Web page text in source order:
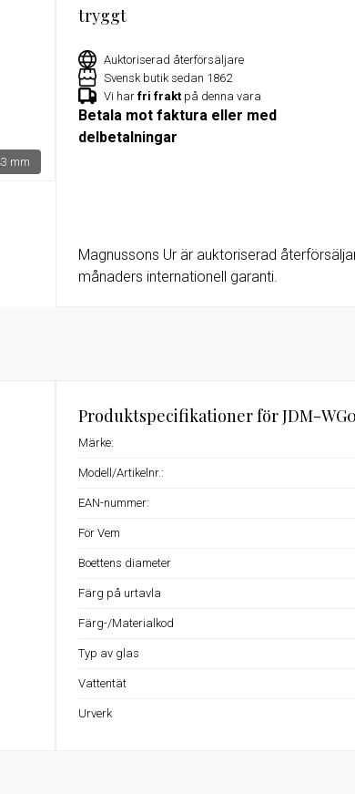
klockor hos Magnussons Ur
mm
tryggt
Auktoriserad återförsäljare
Svensk butik sedan 1862
Vi har fri frakt på denna vara
Betala mot faktura eller med
delbetalningar
Magnussons Ur är auktoriserad
månaders internationell garanti.
Produktspecifikationer för JDM-
Märke:
Modell/Artikelnr.:
EAN-nummer:
För Vem
Boettens diameter
Färg på urtavla
Färg-/Materialkod
Typ av glas
Vattentät
Urverk